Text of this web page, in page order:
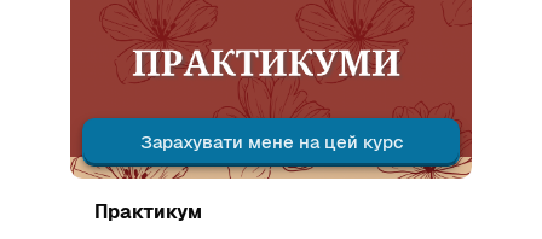
Зарахувати мене на цей курс
Зображення курсу
Практикум